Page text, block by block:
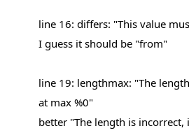
line 16: differs: "This value
I guess it should be "from"
line 19: lengthmax: "The
at max %0"
better "The length is incorrect,